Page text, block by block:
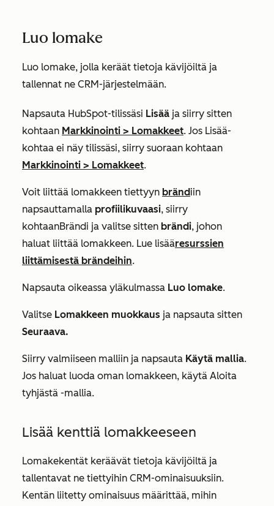
Luo lomake
Luo lomake, jolla keräät tietoja kävijöiltä ja
tallennat ne CRM-järjestelmään.
Napsauta HubSpot-tilissäsi Lisää ja siirry sitten
kohtaan Markkinointi > Lomakkeet. Jos Lisää-
kohtaa ei näy tilissäsi, siirry suoraan kohtaan
Markkinointi > Lomakkeet.
Voit liittää lomakkeen tiettyyn brändiin
napsauttamalla profiilikuvaasi, siirry
kohtaanBrändi ja valitse sitten brändi, johon
haluat liittää lomakkeen. Lue lisääresurssien
liittämisestä brändeihin.
Napsauta oikeassa yläkulmassa Luo lomake.
Valitse Lomakkeen muokkaus ja napsauta sitten
Seuraava.
Siirry valmiiseen malliin ja napsauta Käytä mallia.
Jos haluat luoda oman lomakkeen, käytä Aloita
tyhjästä -mallia.
Lisää kenttiä lomakkeeseen
Lomakekentät keräävät tietoja kävijöiltä ja
tallentavat ne tiettyihin CRM-ominaisuuksiin.
Kentän liitetty ominaisuus määrittää, mihin